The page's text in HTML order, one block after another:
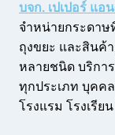
บจก. เปเปอร์ แ
จำหน่ายกระดา
ถุงขยะ และสินค้
หลายชนิด บริการ
ทุกประเภท บุคค
โรงแรม โรงเรีย